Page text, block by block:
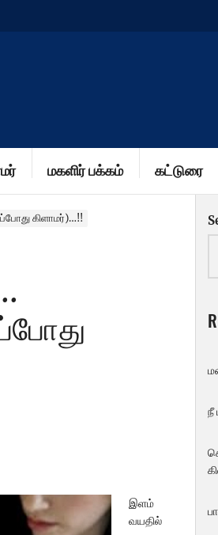
மகளிர் பக்கம் கட்டுரை
கிளாமர்)…!!
இளம்
வயதில்
நீ